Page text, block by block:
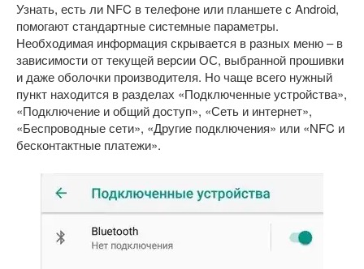
Узнать, есть ли NFC в телефоне или планшете с Android,
помогают стандартные системные параметры.
Необходимая информация скрывается в разных меню – в
зависимости от текущей версии ОС, выбранной прошивки
и даже оболочки производителя. Но чаще всего нужный
пункт находится в разделах «Подключенные устройства»,
«Подключение и общий доступ», «Сеть и интернет»,
«Беспроводные сети», «Другие подключения» или «NFC и
бесконтактные платежи».